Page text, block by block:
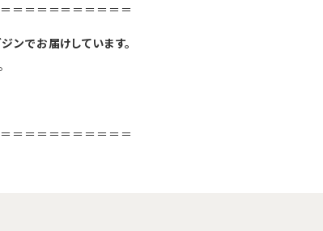
＝＝＝＝＝＝＝＝＝＝
でお届けしています。
＝＝＝＝＝＝＝＝＝＝